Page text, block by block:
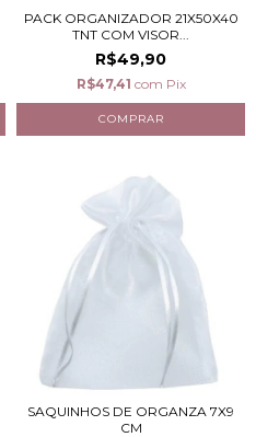
PACK ORGANIZADOR 21X50X40
TNT COM VISOR...
R$49,90
R$47,41 com Pix
SAQUINHOS DE ORGANZA 7X9
CM